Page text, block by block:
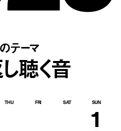
テーマ
聴く音
THU FRI SAT SUN
1